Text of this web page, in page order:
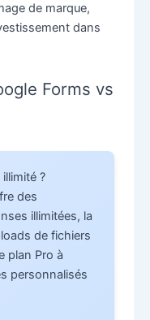
de marque,
dans
Forms vs
?
des
illimitées, la
de fichiers
plan Pro à
personnalisés